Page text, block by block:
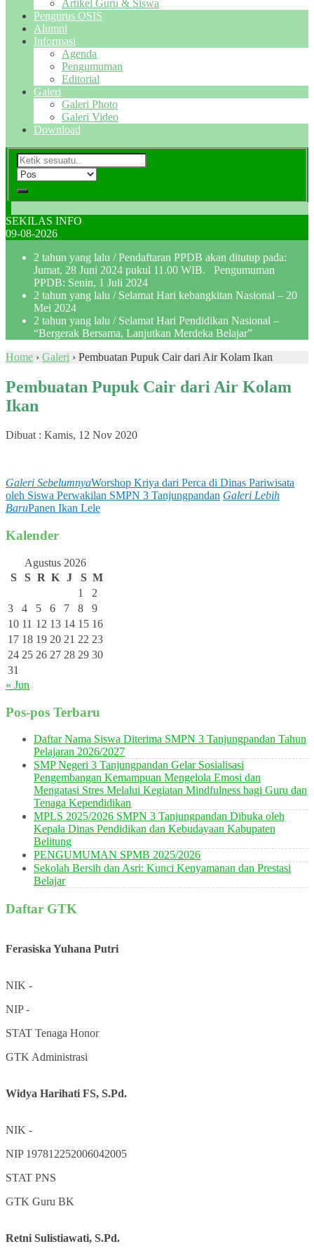
Artikel Guru & Siswa
Pengurus OSIS
Alumni
Informasi
Agenda
Pengumuman
Editorial
Galeri
Galeri Photo
Galeri Video
Download
SEKILAS INFO
09-08-2026
2 tahun yang lalu / Pendaftaran PPDB akan ditutup pada:
Jumat, 28 Juni 2024 pukul 11.00 WIB. Pengumuman
PPDB: Senin, 1 Juli 2024
2 tahun yang lalu / Selamat Hari kebangkitan Nasional – 20
Mei 2024
2 tahun yang lalu / Selamat Hari Pendidikan Nasional –
“Bergerak Bersama, Lanjutkan Merdeka Belajar”
Home › Galeri › Pembuatan Pupuk Cair dari Air Kolam Ikan
Pembuatan Pupuk Cair dari Air Kolam
Ikan
Dibuat : Kamis, 12 Nov 2020
Galeri SebelumnyaWorshop Kriya dari Perca di Dinas Pariwisata
oleh Siswa Perwakilan SMPN 3 Tanjungpandan Galeri Lebih
BaruPanen Ikan Lele
Kalender
Agustus 2026
S
S R K J S M
1
2
3
4 5 6 7 8
9
10 11 12 13 14 15 16
17 18 19 20 21 22 23
24 25 26 27 28 29 30
31
« Jun
Pos-pos Terbaru
Daftar Nama Siswa Diterima SMPN 3 Tanjungpandan Tahun
Pelajaran 2026/2027
SMP Negeri 3 Tanjungpandan Gelar Sosialisasi
Pengembangan Kemampuan Mengelola Emosi dan
Mengatasi Stres Melalui Kegiatan Mindfulness bagi Guru dan
Tenaga Kependidikan
MPLS 2025/2026 SMPN 3 Tanjungpandan Dibuka oleh
Kepala Dinas Pendidikan dan Kebudayaan Kabupaten
Belitung
PENGUMUMAN SPMB 2025/2026
Sekolah Bersih dan Asri: Kunci Kenyamanan dan Prestasi
Belajar
Daftar GTK
Ferasiska Yuhana Putri
NIK -
NIP-
STAT Tenaga Honor
GTK Administrasi
Widya Harihati FS, S.Pd.
NIK -
NIP 197812252006042005
STAT PNS
GTK Guru BK
Retni Sulistiawati, S.Pd.